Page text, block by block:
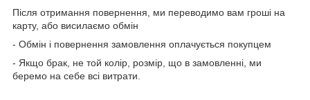
Після отримання повернення, ми переводимо вам гроші на
карту, або висилаємо обмін
- Обмін і повернення замовлення оплачується покупцем
- Якщо брак, не той колір, розмір, що в замовленні, ми
беремо на себе всі витрати.